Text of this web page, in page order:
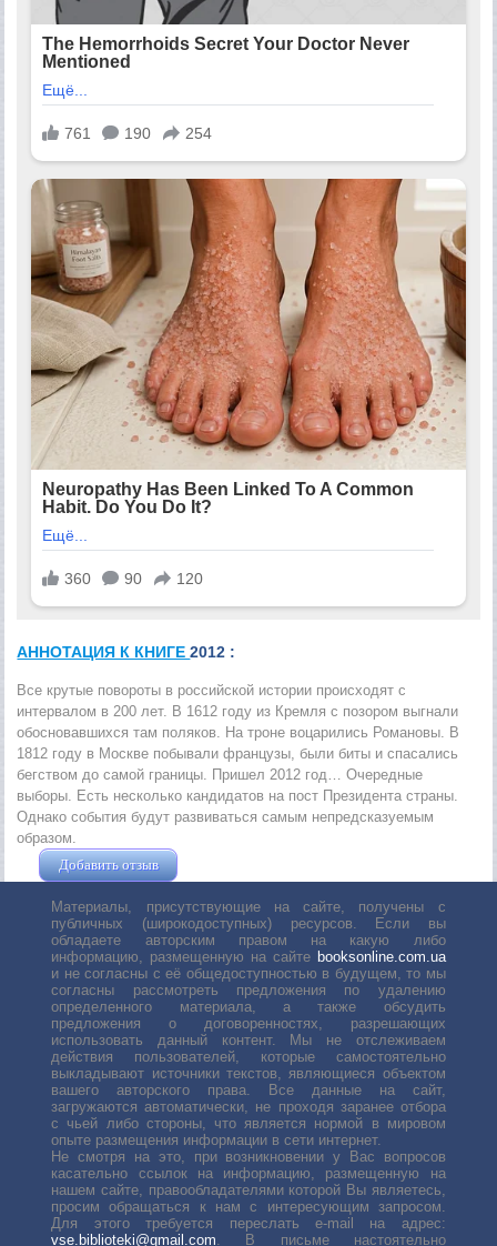
АННОТАЦИЯ К КНИГЕ2012 :
Все крутые повороты в российской истории происходят с
интервалом в 200 лет. В 1612 году из Кремля с позором выгнали
обосновавшихся там поляков. На троне воцарились Романовы. В
1812 году в Москве побывали французы, были биты и спасались
бегством до самой границы. Пришел 2012 год… Очередные
выборы. Есть несколько кандидатов на пост Президента страны.
Однако события будут развиваться самым непредсказуемым
образом.
Добавить отзыв
Материалы, присутствующие на сайте, получены с
публичных (широкодоступных) ресурсов. Если вы
обладаете авторским правом на какую либо
информацию, размещенную на сайте booksonline.com.ua
и не согласны с её общедоступностью в будущем, то мы
согласны рассмотреть предложения по удалению
определенного материала, а также обсудить
предложения о договоренностях, разрешающих
использовать данный контент. Мы не отслеживаем
действия пользователей, которые самостоятельно
выкладывают источники текстов, являющиеся объектом
вашего авторского права. Все данные на сайт,
загружаются автоматически, не проходя заранее отбора
с чьей либо стороны, что является нормой в мировом
опыте размещения информации в сети интернет.
Не смотря на это, при возникновении у Вас вопросов
касательно ссылок на информацию, размещенную на
нашем сайте, правообладателями которой Вы являетесь,
просим обращаться к нам с интересующим запросом.
Для этого требуется переслать е-mail на адрес:
vse.biblioteki@gmail.com. В письме настоятельно